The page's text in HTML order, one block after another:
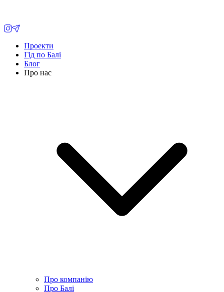
Проекти
Гід по Балі
Блог
Про нас
Про компанію
Про Балі